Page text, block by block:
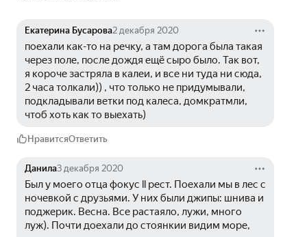
Екатерина Бусарова2 декабря 2020
поехали как-то на речку, а там дорога была такая
через поле, после дождя ещё сыро было. Так вот,
я короче застряла в калеи, и все ни туда ни сюда,
2 часа толкали)) , что только не придумывали,
подкладывали ветки под калеса, домкратмли,
чтоб хоть как то выехать)
НравитсяОтветить
Данила3 декабря 2020
Был у моего отца фокус ll рест. Поехали мы в лес с
ночевкой с друзьями. У них были джипы: шнива и
поджерик. Весна. Все растаяло, лужи, много
луж). Почти доехали до стоянкии видим море,